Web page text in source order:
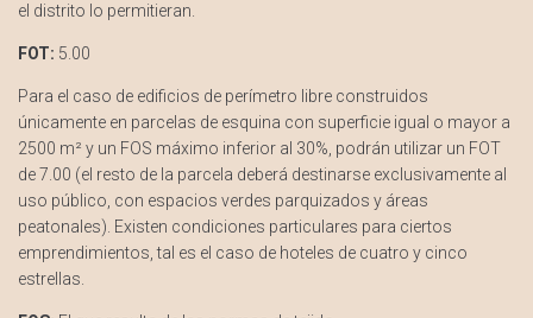
el distrito lo permitieran.
FOT: 5.00
Para el caso de edificios de perímetro libre construidos
únicamente en parcelas de esquina con superficie igual o mayor a
2500 m² y un FOS máximo inferior al 30%, podrán utilizar un FOT
de 7.00 (el resto de la parcela deberá destinarse exclusivamente al
uso público, con espacios verdes parquizados y áreas
peatonales). Existen condiciones particulares para ciertos
emprendimientos, tal es el caso de hoteles de cuatro y cinco
estrellas.